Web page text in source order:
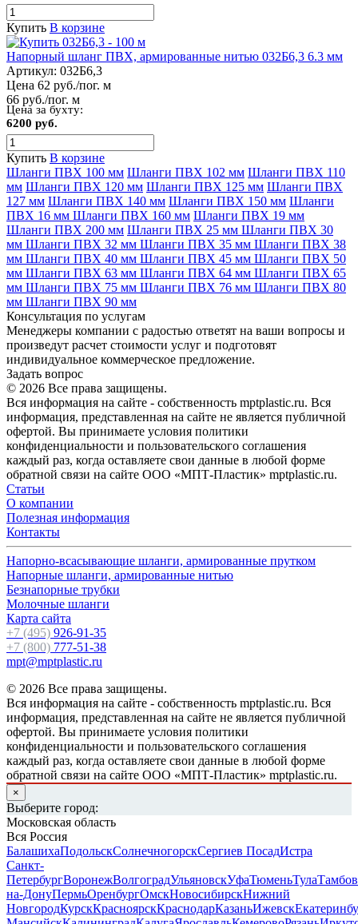
Купить В корзине
Напорный шланг ПВХ, армированные нитью 032Б6,3 6.3 мм
Артикул: 032Б6,3
Цена 62 руб./пог. м
66 руб./пог. м
Цена за бухту:
6200 руб.
Купить В корзине
Шланги ПВХ 100 мм Шланги ПВХ 102 мм Шланги ПВХ 110
мм Шланги ПВХ 120 мм Шланги ПВХ 125 мм Шланги ПВХ
127 мм Шланги ПВХ 140 мм Шланги ПВХ 150 мм Шланги
ПВХ 16 мм Шланги ПВХ 160 мм Шланги ПВХ 19 мм
Шланги ПВХ 200 мм Шланги ПВХ 25 мм Шланги ПВХ 30
мм Шланги ПВХ 32 мм Шланги ПВХ 35 мм Шланги ПВХ 38
мм Шланги ПВХ 40 мм Шланги ПВХ 45 мм Шланги ПВХ 50
мм Шланги ПВХ 63 мм Шланги ПВХ 64 мм Шланги ПВХ 65
мм Шланги ПВХ 75 мм Шланги ПВХ 76 мм Шланги ПВХ 80
мм Шланги ПВХ 90 мм
Консультация по услугам
Менеджеры компании с радостью ответят на ваши вопросы и
произведут расчет стоимости услуг и подготовят
индивидуальное коммерческое предложение.
Задать вопрос
© 2026 Все права защищены.
Вся информация на сайте - собственность mptplastic.ru. Вся
информация, представленная на сайте не является публичной
офертой. Вы принимаете условия политики
конфиденциальности и пользовательского соглашения
каждый раз, когда оставляете свои данные в любой форме
обратной связи на сайте ООО «МПТ-Пластик» mptplastic.ru.
Статьи
О компании
Полезная информация
Контакты
Напорно-всасывающие шланги, армированные прутком
Напорные шланги, армированные нитью
Безнапорные трубки
Молочные шланги
Карта сайта
+7 (495) 926-91-35
+7 (800) 777-51-38
mpt@mptplastic.ru
© 2026 Все права защищены.
Вся информация на сайте - собственность mptplastic.ru. Вся
информация, представленная на сайте не является публичной
офертой. Вы принимаете условия политики
конфиденциальности и пользовательского соглашения
каждый раз, когда оставляете свои данные в любой форме
обратной связи на сайте ООО «МПТ-Пластик» mptplastic.ru.
×
Выберите город:
Московская область
Вся Россия
БалашихаПодольскСолнечногорскСергиев ПосадИстра
Санкт-
ПетербургВоронежВолгоградУльяновскУфаТюменьТулаТамбов
на-ДонуПермьОренбургОмскНовосибирскНижний
НовгородКурскКрасноярскКраснодарКазаньИжевск